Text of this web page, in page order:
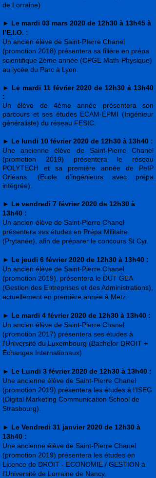
de Lorraine)
► Le mardi 03 mars 2020 de 12h30 à 13h45 à
l’E.I.O. :
Un ancien élève de Saint-PIerre Chanel
(promotion 2018) présentera sa filière en prépa
scientifique 2ème année (CPGE Math-Physique)
au lycée du Parc à Lyon.
► Le mardi 11 février 2020 de 12h30 à 13h40
:
Un élève de 4ème année présentera son
parcours et ses études ECAM-EPMI (Ingénieur
généraliste) du réseau FESIC.
► Le lundi 10 février 2020 de 12h30 à 13h40 :
Une ancienne élève de Saint-Pierre Chanel
(promotion 2019) présentera le réseau
POLYTECH et sa première année de PeIP
Orléans. (Ecole d’ingénieurs avec prépa
intégrée).
► Le vendredi 7 février 2020 de 12h30 à
13h40 :
Un ancien élève de Saint-Pierre Chanel
présentera ses études en Prépa Militaire
(Prytanée), afin de préparer le concours St Cyr.
► Le jeudi 6 février 2020 de 12h30 à 13h40 :
Un ancien élève de Saint-Pierre Chanel
(promotion 2019), présentera le DUT GEA
(Gestion des Entreprises et des Administrations),
actuellement en première année à Metz.
► Le mardi 4 février 2020 de 12h30 à 13h40 :
Un ancien élève de Saint-Pierre Chanel
(promotion 2017) présentera ses études à
l'Université du Luxembourg (Bachelor DROIT +
Échanges Internationaux)
► Le Lundi 3 février 2020 de 12h30 à 13h40 :
Une ancienne élève de Saint-Pierre Chanel
(promotion 2019) présentera les études à l’ISEG
(Digital Marketing Communication School de
Strasbourg).
► Le Vendredi 31 janvier 2020 de 12h30 à
13h40 :
Une ancienne élève de Saint-Pierre Chanel
(promotion 2019) présentera les études en
Licence de DROIT - ECONOMIE / GESTION à
l’Université de Lorraine de Nancy.